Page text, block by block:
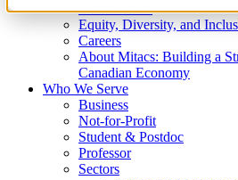
What We Do
Equity, Diversity, and
Careers
About Mitacs: Building a
Canadian Economy
Who We Serve
Business
Not-for-Profit
Student & Postdoc
Professor
Sectors